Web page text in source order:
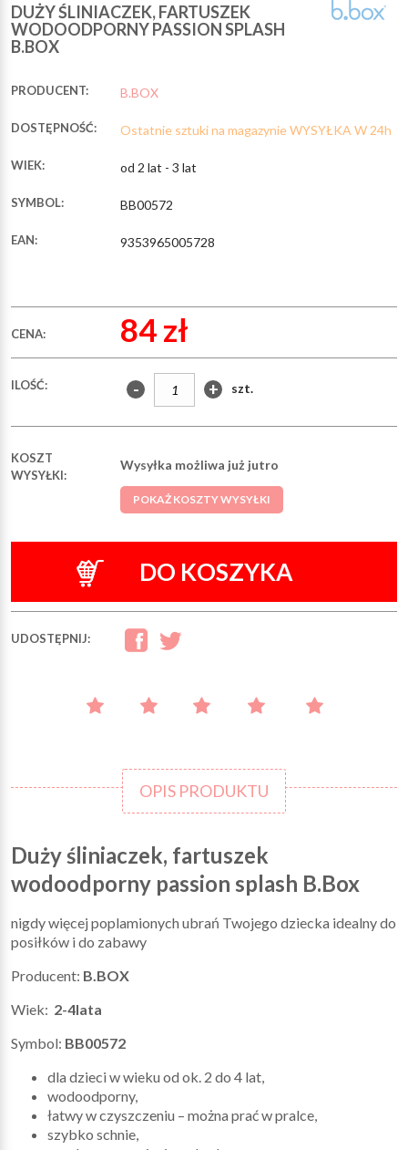
DUŻY ŚLINIACZEK, FARTUSZEK
WODOODPORNY PASSION SPLASH
B.BOX
PRODUCENT: B.BOX
DOSTĘPNOŚĆ: Ostatnie sztuki na magazynie WYSYŁKA W 24h
WIEK: od 2 lat - 3 lat
SYMBOL: BB00572
EAN: 9353965005728
CENA: 84 zł
ILOŚĆ: - + szt.
KOSZT
WYSYŁKI:
Wysyłka możliwa już jutro
POKAŻ KOSZTY WYSYŁKI
DO KOSZYKA
UDOSTĘPNIJ:
OPIS PRODUKTU
Duży śliniaczek, fartuszek
wodoodporny passion splash B.Box
nigdy więcej poplamionych ubrań Twojego dziecka idealny do
posiłków i do zabawy
Producent: B.BOX
Wiek: 2-4lata
Symbol: BB00572
dla dzieci w wieku od ok. 2 do 4 lat,
wodoodporny,
łatwy w czyszczeniu – można prać w pralce,
szybko schnie,